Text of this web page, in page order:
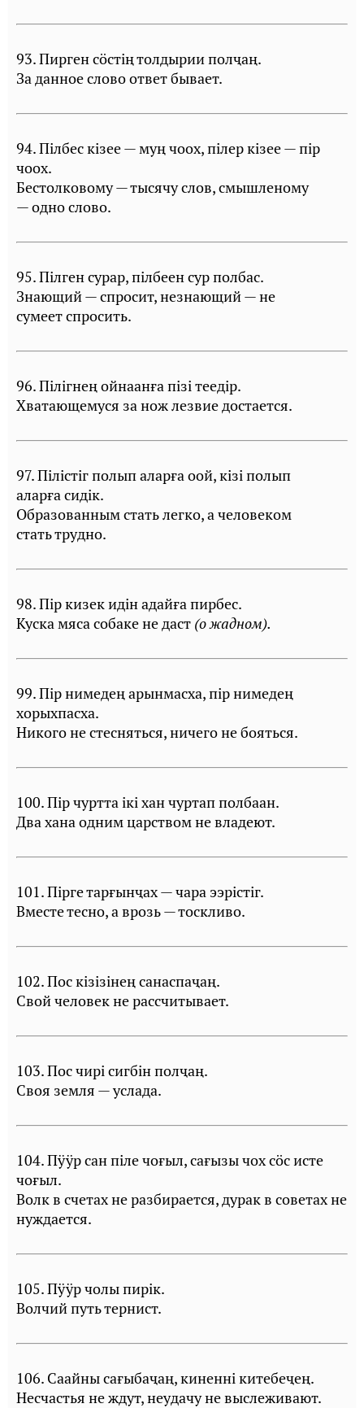
93. Пирген сöстiң толдырии полҷаң.
За данное слово ответ бывает.
94. Пiлбес кiзее — муң чоох, пiлер кiзее — пiр
чоох.
Бестолковому — тысячу слов, смышленому
— одно слово.
95. Пiлген сурар, пiлбеен сур полбас.
Знающий — спросит, незнающий — не
сумеет спросить.
96. Пiлiгнең ойнаанға пiзi теедiр.
Хватающемуся за нож лезвие достается.
97. Пiлiстiг полып аларға оой, кiзi полып
аларға сидiк.
Образованным стать легко, а человеком
стать трудно.
98. Пiр кизек идiн адайға пирбес.
Куска мяса собаке не даст (о жадном).
99. Пiр нимедең арынмасха, пiр нимедең
хорыхпасха.
Никого не стесняться, ничего не бояться.
100. Пiр чуртта iкi хан чуртап полбаан.
Два хана одним царством не владеют.
101. Пiрге тарғынҷах — чара ээрiстiг.
Вместе тесно, а врозь — тоскливо.
102. Пос кiзiзiнең санаспаҷаң.
Свой человек не рассчитывает.
103. Пос чирi сигбiн полҷаң.
Своя земля — услада.
104. Пÿÿр сан пiле чоғыл, сағызы чох сöс исте
чоғыл.
Волк в счетах не разбирается, дурак в советах не
нуждается.
105. Пÿÿр чолы пирiк.
Волчий путь тернист.
106. Саайны сағыбаҷаң, киненнi китебеҷең.
Несчастья не ждут, неудачу не выслеживают.